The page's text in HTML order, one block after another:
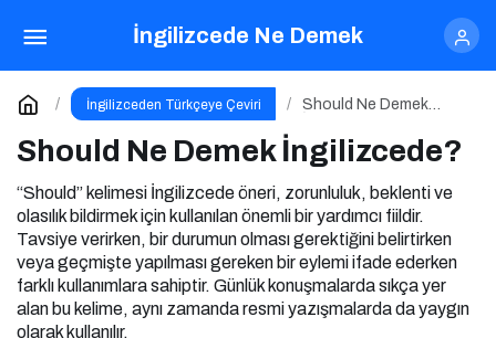
İngilizcede Ne Demek
İngilizceden Türkçeye Çeviri
Should Ne Demek
Should Ne Demek İngilizcede?
“Should” kelimesi İngilizcede öneri, zorunluluk, beklenti ve
olasılık bildirmek için kullanılan önemli bir yardımcı fiildir.
Tavsiye verirken, bir durumun olması gerektiğini belirtirken
veya geçmişte yapılması gereken bir eylemi ifade ederken
farklı kullanımlara sahiptir. Günlük konuşmalarda sıkça yer
alan bu kelime, aynı zamanda resmi yazışmalarda da yaygın
olarak kullanılır.
Should Ne Demek İngilizcede?
Yorum Yap